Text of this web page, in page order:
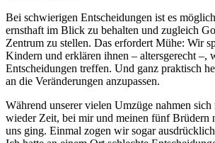
Bei schwierigen Entscheidungen ist es
ernsthaft im Blick zu behalten und zugleich
Zentrum zu stellen. Das erfordert Mühe: Wir
Kindern und erklären ihnen – altersgerecht –,
Entscheidungen treffen. Und ganz praktisch
an die Veränderungen anzupassen.
Während unserer vielen Umzüge nahmen
wieder Zeit, bei mir und meinen fünf Brüdern
uns ging. Einmal zogen wir sogar